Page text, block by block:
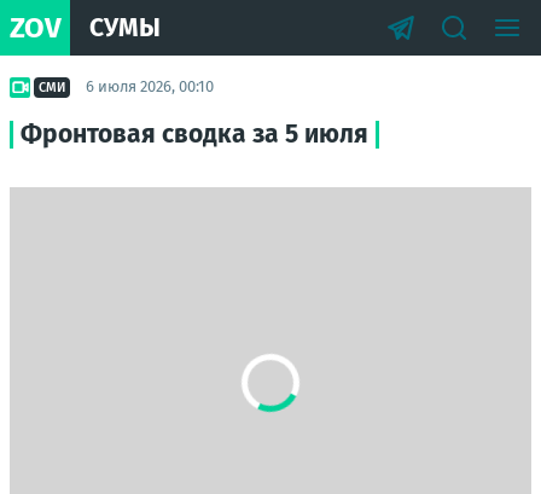
ZOV СУМЫ
СМИ 6 июля 2026, 00:10
Фронтовая сводка за 5 июля